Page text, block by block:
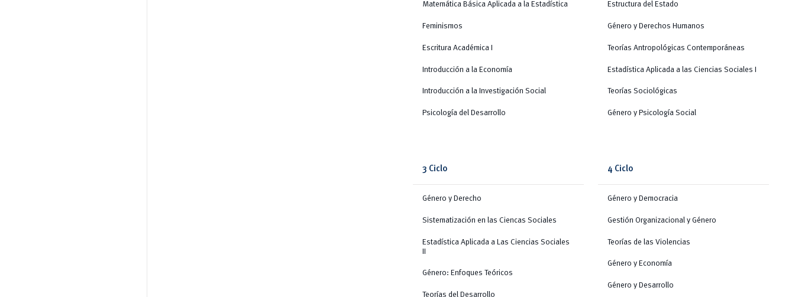
Matemática Básica Aplicada a la Estadística
Feminismos
Escritura Académica I
Introducción a la Economía
Introducción a la Investigación Social
Psicología del Desarrollo
Estructura del Estado
Género y Derechos Humanos
Teorías Antropológicas Contemporáneas
Estadística Aplicada a las Ciencias Sociales I
Teorías Sociológicas
Género y Psicología Social
3 Ciclo
Género y Derecho
Sistematización en las Ciencas Sociales
Estadística Aplicada a Las Ciencias Sociales
Género: Enfoques Teóricos
Teorías del Desarrollo
4 Ciclo
Género y Democracia
Gestión Organizacional y Género
Teorías de las Violencias
Género y Economía
Género y Desarrollo